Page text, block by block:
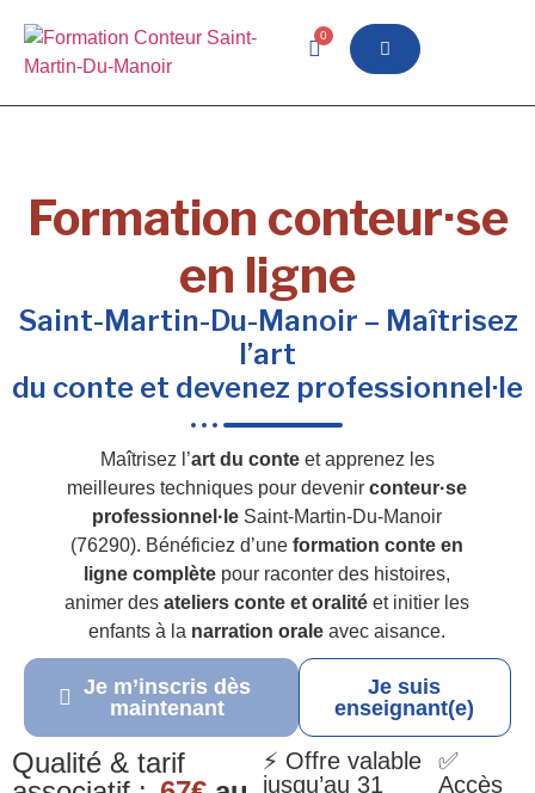
0
Formation conteur·se
en ligne
Saint-Martin-Du-Manoir – Maîtrisez
l’art
du conte et devenez professionnel·le
Maîtrisez l’art du conteet apprenez les
meilleures techniques pour devenirconteur·se
professionnel·le Saint-Martin-Du-Manoir
(76290). Bénéficiez d’uneformation conte en
ligne complète pour raconter des histoires,
animer desateliers conte et oralité et initier les
enfants à la narration orale avec aisance.
Je m’inscris dès
maintenant
Je suis
enseignant(e)
Qualité & tarif
⚡ Offre valable
jusqu’au 31
✅
Accès